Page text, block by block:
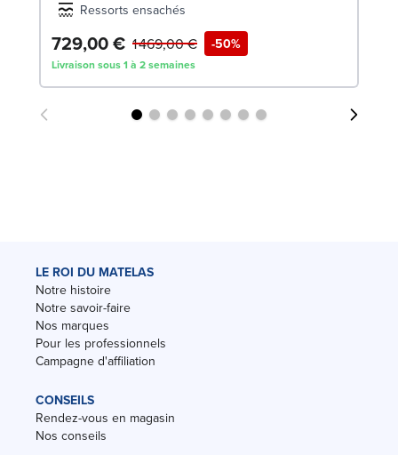
Ressorts ensachés
729,00 € -50%
1 469,00 €
Livraison sous 1 à 2 semaines
LE ROI DU MATELAS
Notre histoire
Notre savoir-faire
Nos marques
Pour les professionnels
Campagne d'affiliation
CONSEILS
Rendez-vous en magasin
Nos conseils